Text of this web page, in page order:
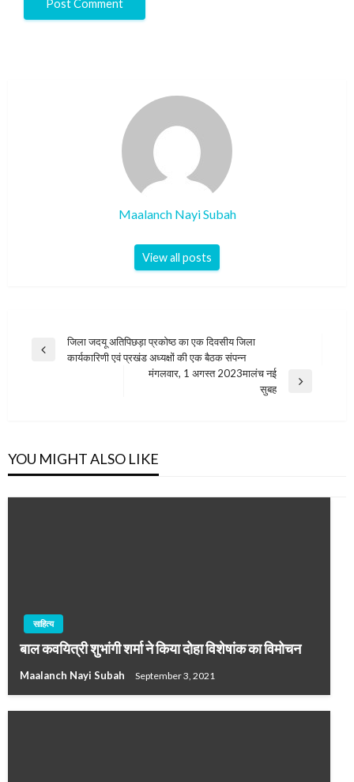
Maalanch Nayi Subah
View all posts
Post
navigation
Previous
जिला जदयू अतिपिछड़ा प्रकोष्ठ का एक दिवसीय जिला
कार्यकारिणी एवं प्रखंड अध्यक्षों की एक बैठक संपन्न
मंगलवार, 1 अगस्त 2023मालंच नई
सुबह
YOU MIGHT ALSO LIKE
साहित्य
बाल कवयित्री शुभांगी शर्मा ने किया दोहा विशेषांक का विमोचन
Maalanch Nayi Subah September 3, 2021